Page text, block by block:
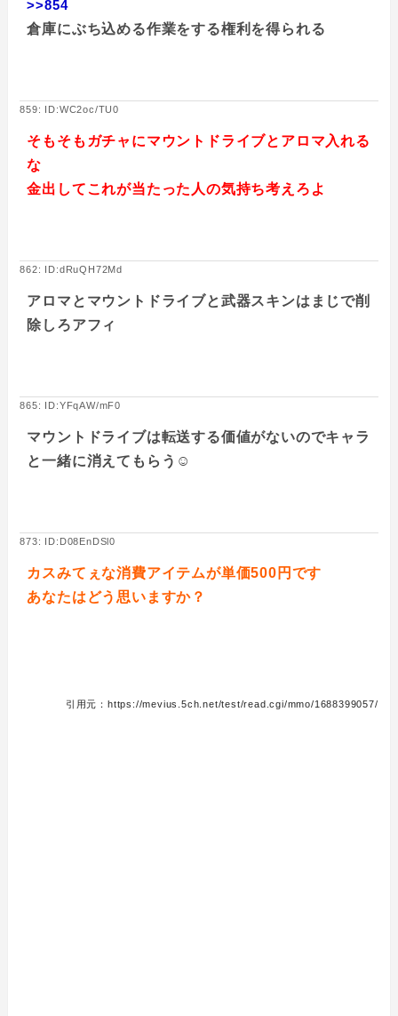
>>854
倉庫にぶち込める作業をする権利を得られる
859: ID:WC2oc/TU0
そもそもガチャにマウントドライブとアロマ入れる
な
金出してこれが当たった人の気持ち考えろよ
862: ID:dRuQH72Md
アロマとマウントドライブと武器スキンはまじで削
除しろアフィ
865: ID:YFqAW/mF0
マウントドライブは転送する価値がないのでキャラ
と一緒に消えてもらう☺
873: ID:D08EnDSl0
カスみてぇな消費アイテムが単価500円です
あなたはどう思いますか？
引用元：https://mevius.5ch.net/test/read.cgi/mmo/1688399057/